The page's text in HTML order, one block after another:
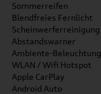
Sommerreifen
Blendfreies Fernlicht
Scheinwerferreinigung
Abstandswarner
Ambiente-Beleuchtung
WLAN / Wifi Hotspot
Apple CarPlay
Android Auto